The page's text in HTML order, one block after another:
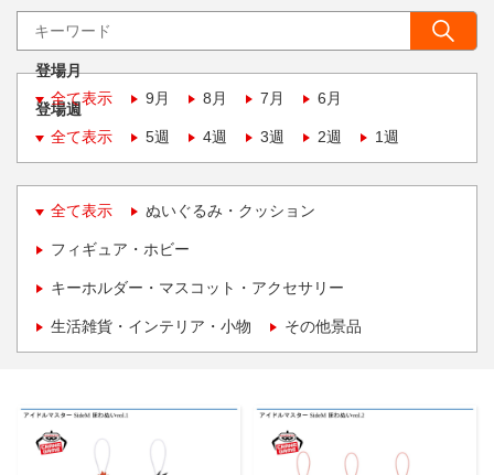
登場月
全て表示
9月 8月 7月 6月
登場週
全て表示
5週 4週 3週 2週 1週
全て表示 ぬいぐるみ・クッション
フィギュア・ホビー
キーホルダー・マスコット・アクセサリー
生活雑貨・インテリア・小物 その他景品